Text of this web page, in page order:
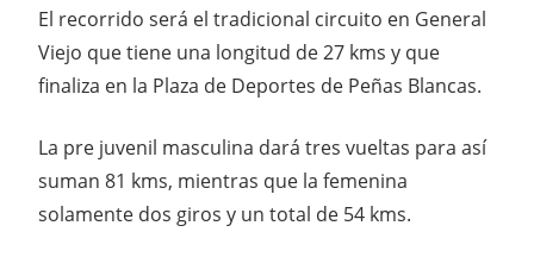
El recorrido será el tradicional circuito en General
Viejo que tiene una longitud de 27 kms y que
finaliza en la Plaza de Deportes de Peñas Blancas.
La pre juvenil masculina dará tres vueltas para así
suman 81 kms, mientras que la femenina
solamente dos giros y un total de 54 kms.